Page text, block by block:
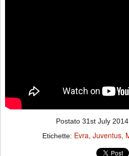
Postato 31st July 2014
Etichette: Evra Juventus